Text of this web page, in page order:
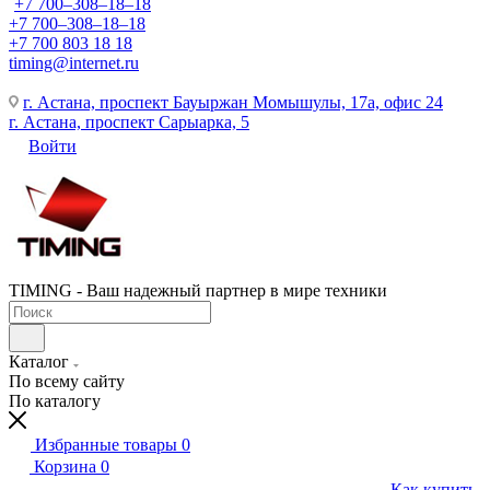
+7 700‒308‒18‒18
+7 700‒308‒18‒18
+7 700 803 18 18
timing@internet.ru
г. Астана, проспект Бауыржан Момышулы, 17а, офис 24
г. Астана, проспект Сарыарка, 5
Войти
TIMING - Ваш надежный партнер в мире техники
Каталог
По всему сайту
По каталогу
Избранные товары 0
Корзина 0